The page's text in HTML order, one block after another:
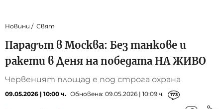
Новини Свят
Парадът в Москва: Без танкове и
ракети в Деня на победата НА ЖИВО
Червеният площад e под строга охрана
09.05.2026 | 10:00 ч. Обновена: 09.05.2026 | 10:09 ч. 173